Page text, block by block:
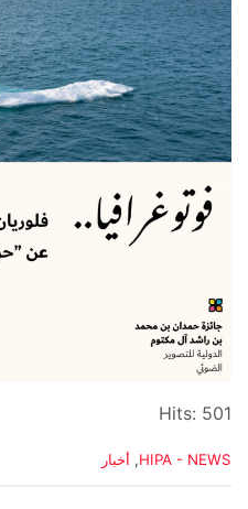
Hits: 501
C
HIPA - NEWS
, أخبار